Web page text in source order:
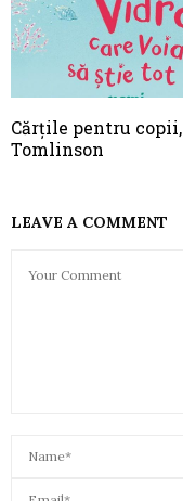
Cărțile pentru
Tomlinson
LEAVE A COMMENT